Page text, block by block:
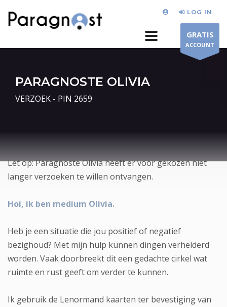
LOG IN
GRATIS
ACCOUNT
PARAGNOSTE OLIVIA
VERZOEK - PIN 2659
Let op: Paragnoste Olivia heeft er voor gekozen niet
langer verzoeken te willen ontvangen.
Hoi, ik ben medium Olivia.
Heb je een situatie die jou positief of negatief
bezighoud? Met mijn hulp kunnen dingen verhelderd
worden. Vaak doorbreekt dit een gedachte cirkel wat
ruimte en rust geeft om verder te kunnen.
Ik gebruik de Lenormand kaarten ter bevestiging van